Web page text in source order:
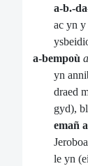
a-b.-
ac yn
a-bempoù
yn
draed
gyd),
emañ
le yn